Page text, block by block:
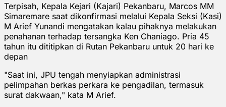
Terpisah, Kepala Kejari (Kajari) Pekanbaru, Marcos MM
Simaremare saat dikonfirmasi melalui Kepala Seksi (Kasi)
M Arief Yunandi mengatakan kalau pihaknya melakukan
penahanan terhadap tersangka Ken Chaniago. Pria 45
tahun itu dititipkan di Rutan Pekanbaru untuk 20 hari ke
depan
"Saat ini, JPU tengah menyiapkan administrasi
pelimpahan berkas perkara ke pengadilan, termasuk
surat dakwaan," kata M Arief.